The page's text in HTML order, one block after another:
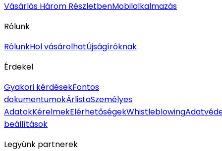
Vásárlás Három RészletbenMobilalkalmazás
Rólunk
RólunkHol vásárolhatÚjságíróknak
Érdekel
Gyakori kérdésekFontos
dokumentumokÁrlistaSzemélyes
AdatokKérelmekElérhetőségekWhistleblowing
beállítások
Legyünk partnerek